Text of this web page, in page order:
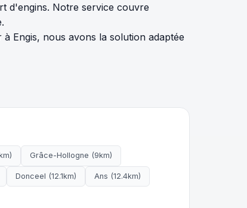
d'engins. Notre service couvre
Engis, nous avons la solution adaptée
Grâce-Hollogne (9km)
Donceel (12.1km) Ans (12.4km)